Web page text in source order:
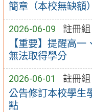
簡章（本校無缺額）
2026-06-09 註冊組
【重要】提醒高
無法取得學分
2026-06-01 註冊組
公告修訂本校學生
點